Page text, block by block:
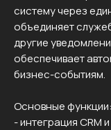
систему через
объединяет
другие
обеспечивает
бизнес-событиям.
Основные функции:
- интеграция CRM